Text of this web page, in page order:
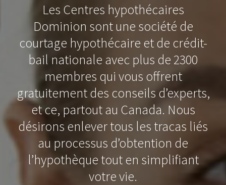
Les Centres hypothécaires
Dominion sont une société de
courtage hypothécaire et de crédit-
bail nationale avec plus de 2300
membres qui vous offrent
gratuitement des conseils d’experts,
et ce, partout au Canada. Nous
désirons enlever tous les tracas liés
au processus d’obtention de
l’hypothèque tout en simplifiant
votre vie.